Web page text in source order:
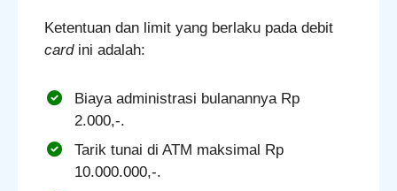
Ketentuan dan limit yang berlaku pada debit
cardini adalah:
Biaya administrasi bulanannya Rp
2.000,-.
Tarik tunai di ATM maksimal Rp
10.000.000,-.